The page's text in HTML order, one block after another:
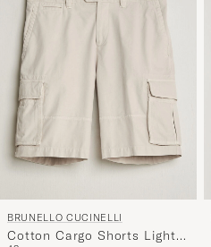
BRUNELLO CUCINELLI
Cotton Cargo Shorts Light